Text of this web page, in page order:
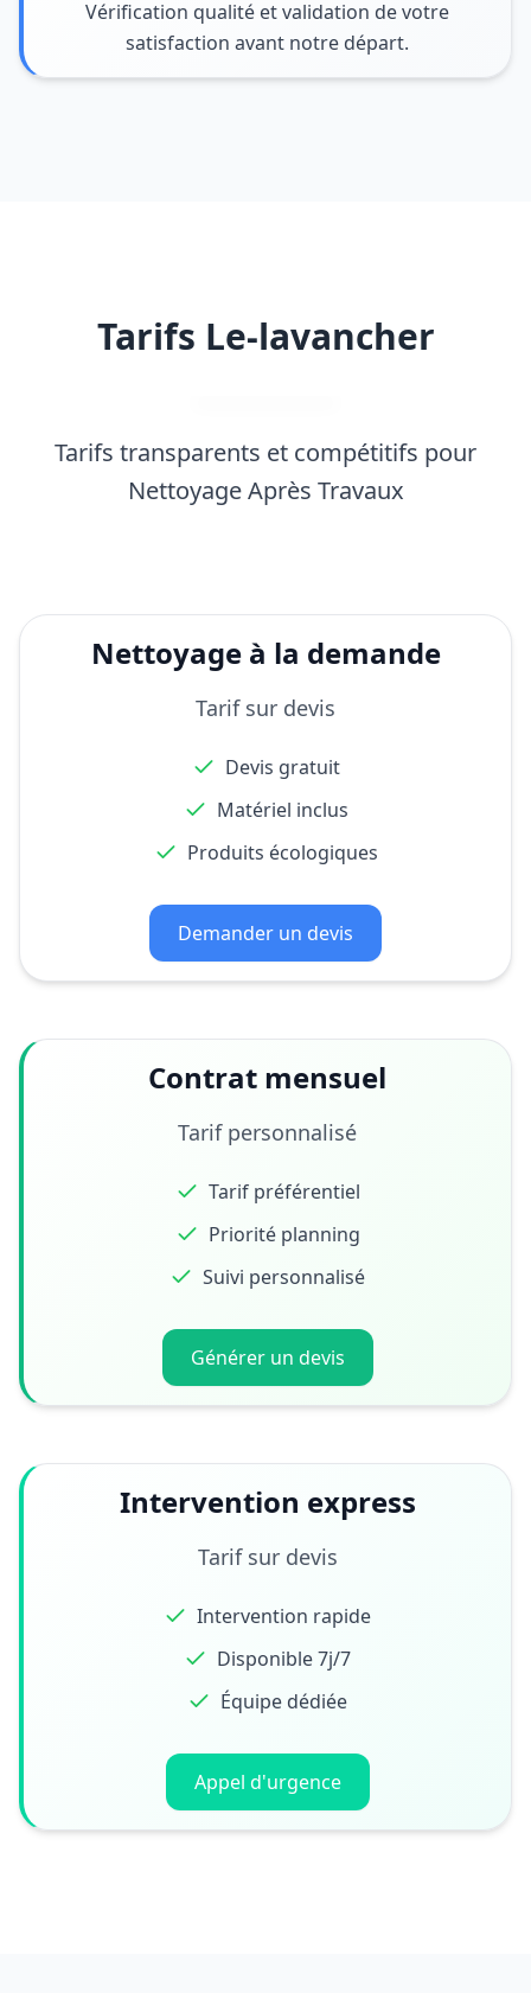
Vérification qualité et validation de votre
satisfaction avant notre départ.
Tarifs Le-lavancher
Tarifs transparents et compétitifs pour
Nettoyage Après Travaux
Nettoyage à la demande
Tarif sur devis
Devis gratuit
Matériel inclus
Produits écologiques
Demander un devis
Contrat mensuel
Tarif personnalisé
Tarif préférentiel
Priorité planning
Suivi personnalisé
Générer un devis
Intervention express
Tarif sur devis
Intervention rapide
Disponible 7j/7
Équipe dédiée
Appel d'urgence